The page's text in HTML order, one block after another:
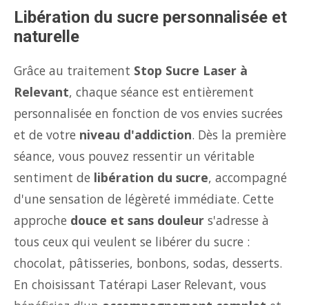
Libération du sucre personnalisée et
naturelle
Grâce au traitement Stop Sucre Laser à
Relevant, chaque séance est entièrement
personnalisée en fonction de vos envies sucrées
et de votre niveau d'addiction. Dès la première
séance, vous pouvez ressentir un véritable
sentiment de libération du sucre, accompagné
d'une sensation de légèreté immédiate. Cette
approche douce et sans douleur s'adresse à
tous ceux qui veulent se libérer du sucre :
chocolat, pâtisseries, bonbons, sodas, desserts.
En choisissant Tatérapi Laser Relevant, vous